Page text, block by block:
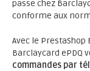
passe chez
conforme aux
Avec le
Barclaycard ePDQ
commandes par